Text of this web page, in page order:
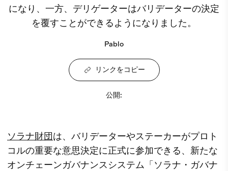
になり、一方、デリゲーターはバリデーターの決定
を覆すことができるようになりました。
Pablo
リンクをコピー
公開:
ソラナ財団は、バリデーターやステーカーがプロト
コルの重要な意思決定に正式に参加できる、新たな
オンチェーンガバナンスシステム「ソラナ・ガバナ